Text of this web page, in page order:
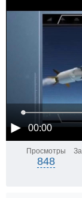
00:00
Просмотры
848